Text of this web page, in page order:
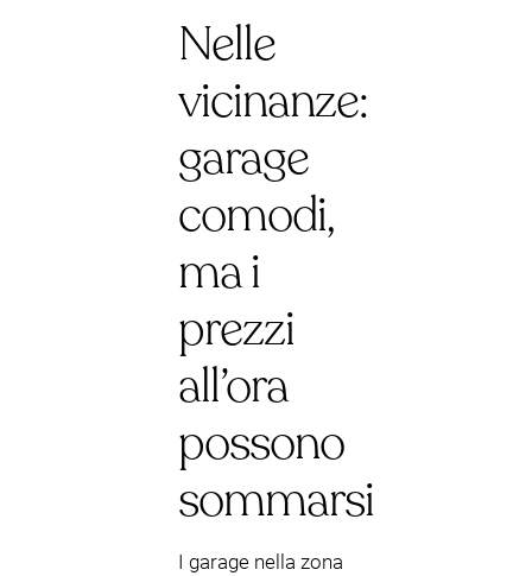
Nelle
vicinanze:
garage
comodi,
ma i
prezzi
all’ora
possono
sommarsi
I garage nella zona